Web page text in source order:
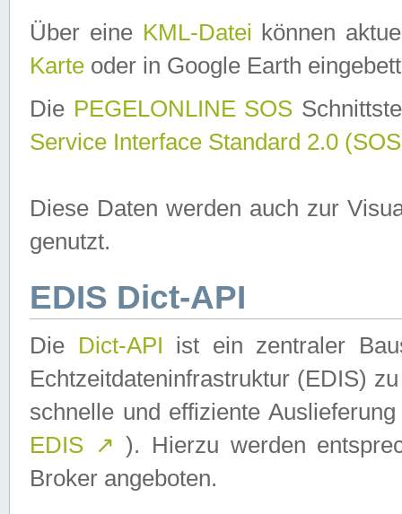
Über eine KML-Datei können
Karte oder in Google Earth
Die PEGELONLINE SOS
Service Interface Standard 2.0
Diese Daten werden auch zur
genutzt.
EDIS Dict-API
Die Dict-API ist ein zentraler
Echtzeitdateninfrastruktur (EDIS)
schnelle und effiziente
EDIS ↗ ). Hierzu werden
Broker angeboten.